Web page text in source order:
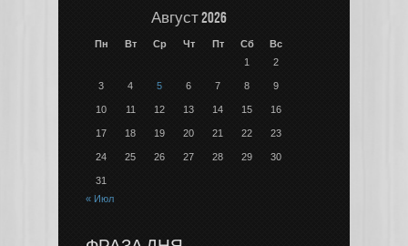
Август 2026
Пн Вт Ср Чт Пт Сб
Вс
1
2
3 4 5 6 7 8 9
10 11 12 13 14 15 16
17 18 19 20 21 22 23
24 25 26 27 28 29 30
31
« Июл